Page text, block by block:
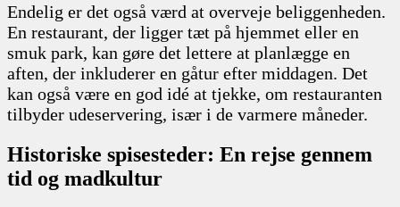
Endelig er det også værd at overveje beliggenheden.
En restaurant, der ligger tæt på hjemmet eller en
smuk park, kan gøre det lettere at planlægge en
aften, der inkluderer en gåtur efter middagen. Det
kan også være en god idé at tjekke, om restauranten
tilbyder udeservering, især i de varmere måneder.
Historiske spisesteder: En rejse gennem
tid og madkultur